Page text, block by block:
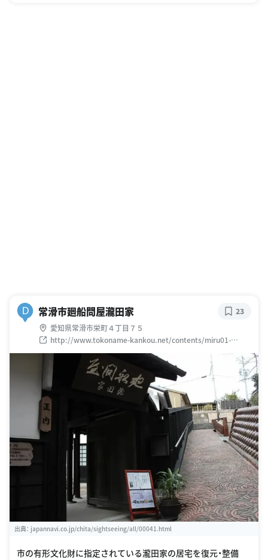
D 常滑市廻船問屋瀧田家
愛知県常滑市栄町４丁目７５
http://www.tokoname-kankou.net/contents/miru01-
05.html
23
出典： japannavi.co.jp/chita/sightseeing/all/00041.html
市の有形文化財に指定されている瀧田家の居宅を復元・整備